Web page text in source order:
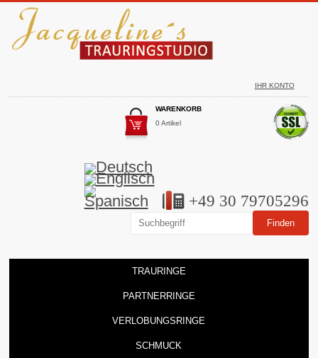
IHR KONTO
WARENKORB
0 Artikel
+49 30 79705296
TRAURINGE
PARTNERRINGE
VERLOBUNGSRINGE
SCHMUCK